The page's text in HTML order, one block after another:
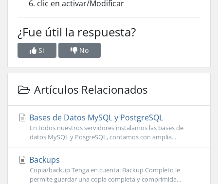
clic en activar/Modificar
¿Fue útil la respuesta?
Si No
Artículos Relacionados
Bases de Datos MySQL y PostgreSQL
En todos nuestros servidores instalamos las bases de
datos MySQL y PosgreSQL, contamos con amplia...
Backups
Copia/backup Tenga en cuenta: Backup Completo le
permite guardar una copia completa y comprimida...